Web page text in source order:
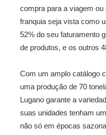
compra para a viagem
franquia seja vista como
52% do seu faturamento
de produtos, e os outros
Com um amplo catálogo
uma produção de 70
Lugano garante a
suas unidades tenham
não só em épocas